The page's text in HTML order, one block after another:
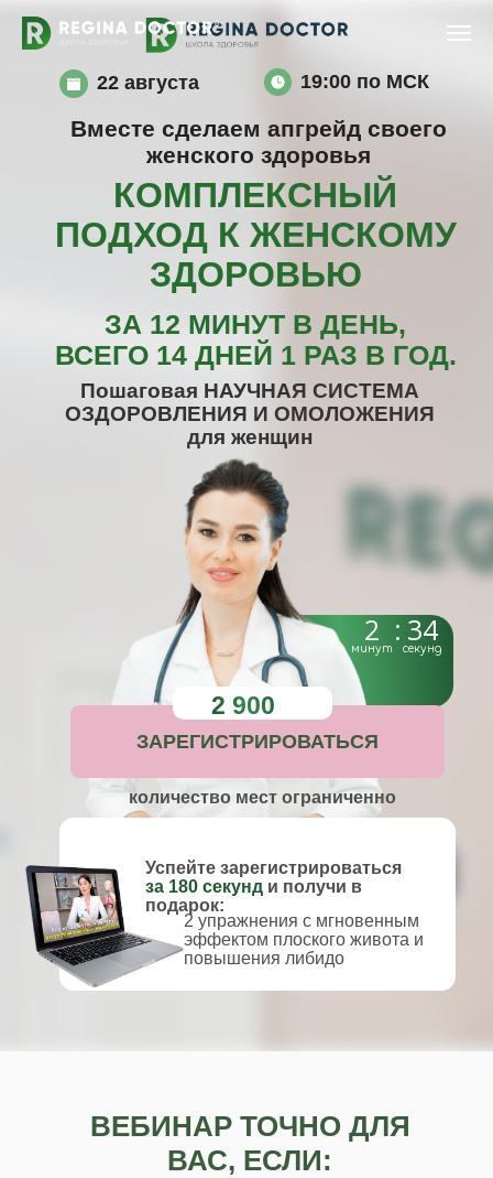
Вместе сделаем апгрейд своего
женского здоровья
22 августа
КОМПЛЕКСНЫЙ
ПОДХОД К ЖЕНСКОМУ
ЗДОРОВЬЮ
Пошаговая НАУЧНАЯ СИСТЕМА
ОЗДОРОВЛЕНИЯ И ОМОЛОЖЕНИЯ
для женщин
19:00 по МСК
ЗА 12 МИНУТ В ДЕНЬ,
ВСЕГО 14 ДНЕЙ 1 РАЗ В ГОД.
ЗАРЕГИСТРИРОВАТЬСЯ
количество мест ограниченно
2 упражнения с мгновенным
эффектом плоского живота и
повышения либидо
Успейте зарегистрироваться
за 180 секунд и получи в
подарок:
2 900
2
минут
: 33
секунд
ВЕБИНАР ТОЧНО ДЛЯ
ВАС, ЕСЛИ: